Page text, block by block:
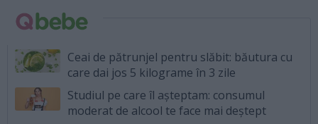
Ceai de pătrunjel pentru slăbit: băutura cu
care dai jos 5 kilograme în 3 zile
Studiul pe care îl așteptam: consumul
moderat de alcool te face mai deștept